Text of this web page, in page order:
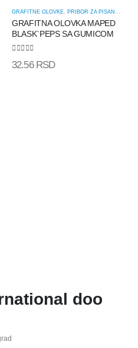
GRAFITNE OLOVKE PRIBOR ZA PISANJE
GRAFITNA OLOVKA MAPED
BLASK`PEPS SA GUMICOM
32.56 RSD
doo